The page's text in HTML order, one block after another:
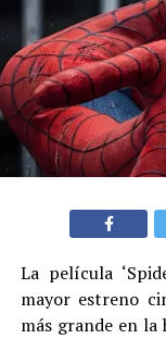
La película
mayor estreno
más grande en